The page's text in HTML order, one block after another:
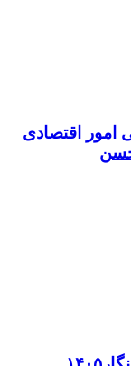
امور اقتصادی
حسن